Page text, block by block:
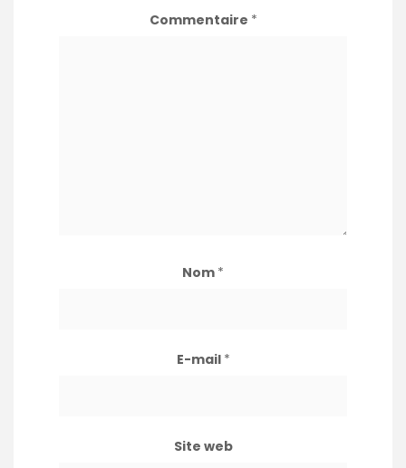
Commentaire *
Nom *
E-mail *
Site web